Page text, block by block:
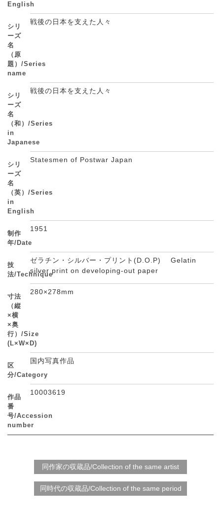
English
シリ
ーズ
名
（原
題）/Series
name
戦後の日本を支えた人々
シリ
ーズ
名
（和）/Series
in
Japanese
戦後の日本を支えた人々
シリ
ーズ
名
（英）/Series
in
English
Statesmen of Postwar Japan
制作
年/Date
1951
技
法/Technique
ゼラチン・シルバー・プリント(D.O.P) Gelatin
silver print on developing-out paper
寸法
（縦
×横
×奥
行）/Size
(L×W×D)
280×278mm
区
分/Category
国内写真作品
作品
番
号/Accession
number
10003619